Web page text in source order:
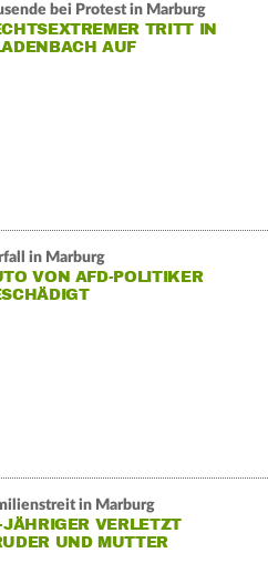
bei Protest in Marburg
TRITT IN
AUF
in Marburg
VON AFD-POLITIKER
in Marburg
JÄHRIGER VERLETZT
UND MUTTER